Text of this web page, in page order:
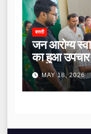
बस्ती
जन आरोग्य
का हुआ
MAY 18, 2026